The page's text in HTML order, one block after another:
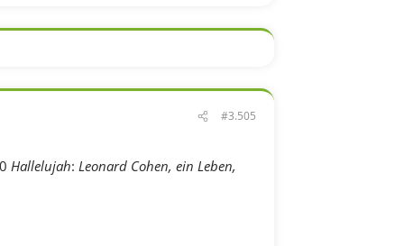
#3.505
Hallelujah: Leonard Cohen, ein Leben,